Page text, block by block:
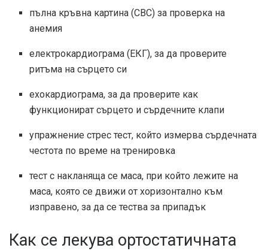
пълна кръвна картина (CBC) за проверка на
анемия
електрокардиограма (ЕКГ), за да проверите
ритъма на сърцето си
ехокардиограма, за да проверите как
функционират сърцето и сърдечните клапи
упражнение стрес тест, който измерва сърдечната
честота по време на тренировка
тест с накланяща се маса, при който лежите на
маса, която се движи от хоризонтално към
изправено, за да се тества за припадък
Как се лекува ортостатичната